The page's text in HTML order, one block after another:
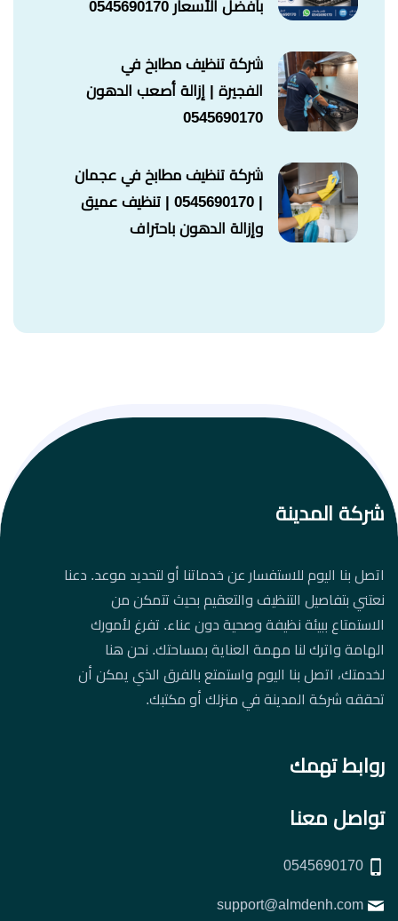
بأفضل الأسعار 0545690170
شركة تنظيف مطابخ في
الفجيرة | إزالة أصعب الدهون
0545690170
شركة تنظيف مطابخ في عجمان
| 0545690170 | تنظيف عميق
وإزالة الدهون باحتراف
شركة المدينة
اتصل بنا اليوم للاستفسار عن خدماتنا أو لتحديد موعد. دعنا
نعتني بتفاصيل التنظيف والتعقيم بحيث تتمكن من
الاستمتاع ببيئة نظيفة وصحية دون عناء. تفرغ لأمورك
الهامة واترك لنا مهمة العناية بمساحتك. نحن هنا
لخدمتك، اتصل بنا اليوم واستمتع بالفرق الذي يمكن أن
تحققه شركة المدينة في منزلك أو مكتبك.
روابط تهمك
تواصل معنا